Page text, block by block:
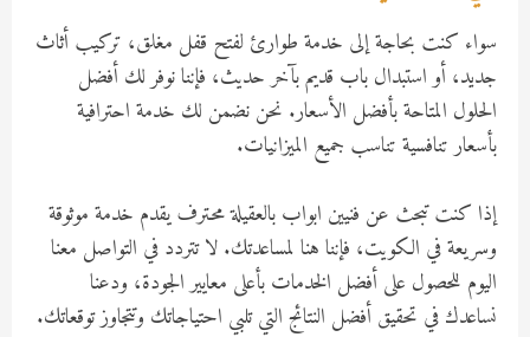
سواء كنت بحاجة إلى خدمة طوارئ لفتح قفل مغلق، تركيب أثاث
جديد، أو استبدال باب قديم بآخر حديث، فإننا نوفر لك أفضل
الحلول المتاحة بأفضل الأسعار. نحن نضمن لك خدمة احترافية
بأسعار تنافسية تناسب جميع الميزانيات.
إذا كنت تبحث عن فنيين ابواب بالعقيلة محترف يقدم خدمة موثوقة
وسريعة في الكويت، فإننا هنا لمساعدتك. لا تتردد في التواصل معنا
اليوم للحصول على أفضل الخدمات بأعلى معايير الجودة، ودعنا
نساعدك في تحقيق أفضل النتائج التي تلبي احتياجاتك وتتجاوز توقعاتك.